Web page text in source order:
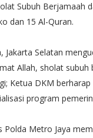
Subuh
dan 15 Al-Quran.
Jakarta Selatan
Allah, sholat
Ketua DKM
program
Metro Jaya